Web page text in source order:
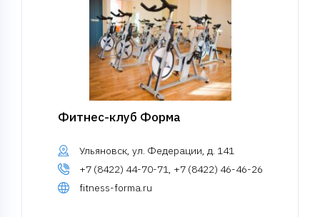
Фитнес-клуб Форма
Ульяновск, ул. Федерации, д. 141
+7 (8422) 44-70-71, +7 (8422) 46-46-26
fitness-forma.ru